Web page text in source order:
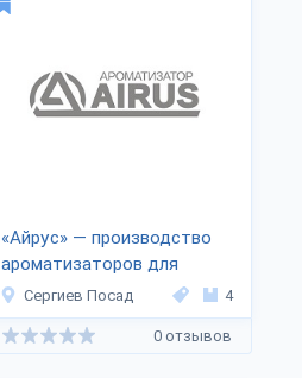
«Айрус» — производство
ароматизаторов для
автомобиля и дома
Сергиев Посад 4
0 отзывов